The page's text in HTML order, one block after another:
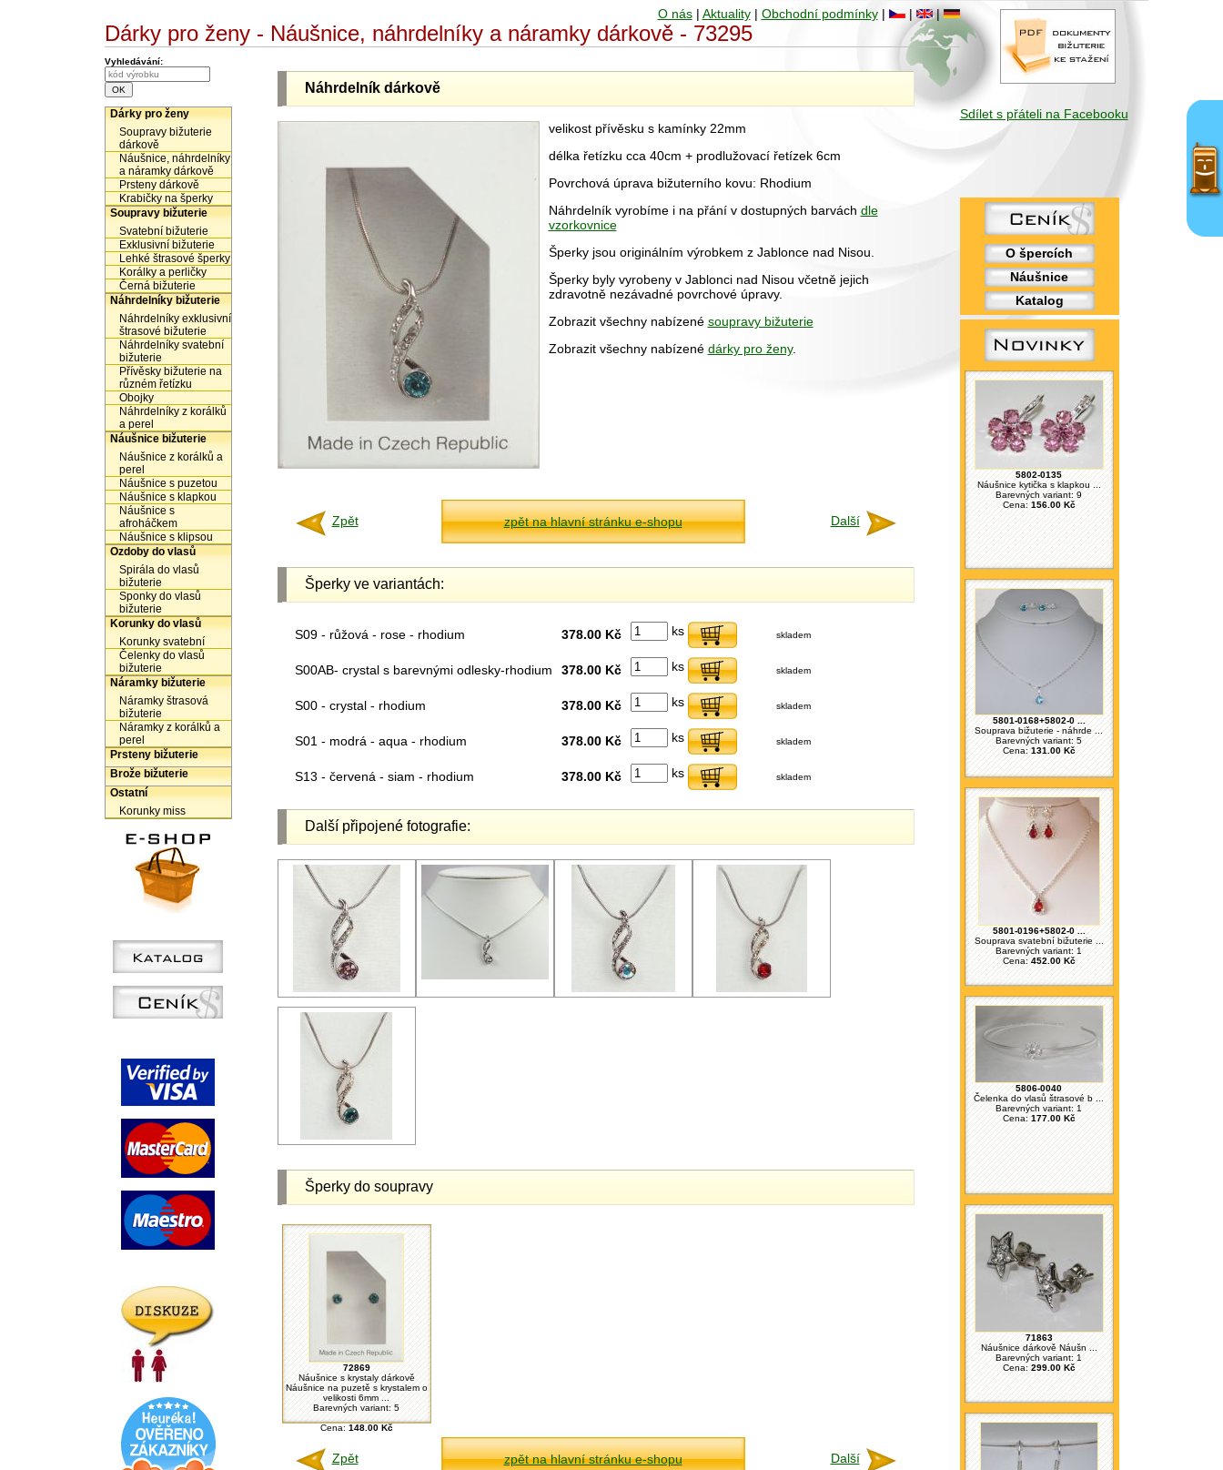
Sdílet s přáteli na Facebooku
O špercích
Náušnice
Katalog
5802-0135
Náušnice kytička s klapkou ...
Barevných variant: 9
Cena: 156.00 Kč
5801-0168+5802-0 ...
Souprava bižuterie - náhrde ...
Barevných variant: 5
Cena: 131.00 Kč
5801-0196+5802-0 ...
Souprava svatební bižuterie ...
Barevných variant: 1
Cena: 452.00 Kč
5806-0040
Čelenka do vlasů štrasové b ...
Barevných variant: 1
Cena: 177.00 Kč
71863
Náušnice dárkově Náušn ...
Barevných variant: 1
Cena:299.00 Kč
O nás| Aktuality| Obchodní podmínky| | |
Dárky pro ženy - Náušnice, náhrdelníky a náramky dárkově - 73295
Vyhledávání:
Dárky pro ženy
Soupravy bižuterie
dárkově
Náušnice, náhrdelníky
a náramky dárkově
Prsteny dárkově
Krabičky na šperky
Soupravy bižuterie
Svatební bižuterie
Exklusivní bižuterie
Lehké štrasové šperky
Korálky a perličky
Černá bižuterie
Náhrdelníky bižuterie
Náhrdelníky exklusivní
štrasové bižuterie
Náhrdelníky svatební
bižuterie
Přívěsky bižuterie na
různém řetízku
Obojky
Náhrdelníky z korálků
a perel
Náušnice bižuterie
Náušnice z korálků a
perel
Náušnice s puzetou
Náušnice s klapkou
Náušnice s
afroháčkem
Náušnice s klipsou
Ozdoby do vlasů
Spirála do vlasů
bižuterie
Sponky do vlasů
bižuterie
Korunky do vlasů
Korunky svatební
Čelenky do vlasů
bižuterie
Náramky bižuterie
Náramky štrasová
bižuterie
Náramky z korálků a
perel
Prsteny bižuterie
Brože bižuterie
Ostatní
Korunky miss
Náhrdelník dárkově
velikost přívěsku s kamínky 22mm
délka řetízku cca 40cm + prodlužovací řetízek 6cm
Povrchová úprava bižuterního kovu: Rhodium
Náhrdelník vyrobíme i na přání v dostupných barvách dle
vzorkovnice
Šperky jsou originálním výrobkem z Jablonce nad Nisou.
Šperky byly vyrobeny v Jablonci nad Nisou včetně jejich
zdravotně nezávadné povrchové úpravy.
Zobrazit všechny nabízené soupravy bižuterie
Zobrazit všechny nabízené dárky pro ženy.
Zpět zpět na hlavní stránku e-shopu Další
Šperky ve variantách:
S09 - růžová - rose - rhodium 378.00 Kč ks skladem
S00AB- crystal s barevnými odlesky-rhodium 378.00 Kč ks skladem
S00 - crystal - rhodium 378.00 Kč ks skladem
S01 - modrá - aqua - rhodium 378.00 Kč ks skladem
S13 - červená - siam - rhodium 378.00 Kč ks skladem
Další připojené fotografie:
Šperky do soupravy
72869
Náušnice s krystaly dárkově
Náušnice na puzetě s krystalem o
velikosti 6mm ...
Barevných variant: 5
Cena: 148.00 Kč
Zpět zpět na hlavní stránku e-shopu Další